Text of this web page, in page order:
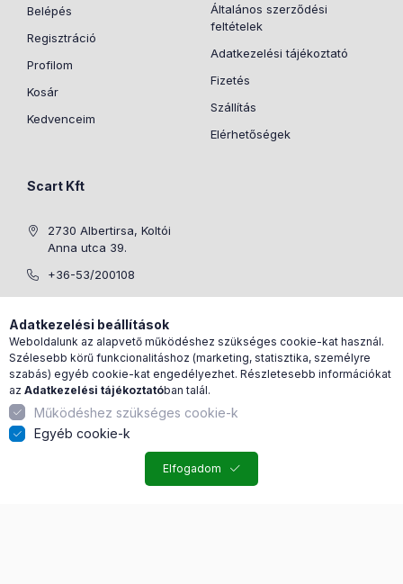
Belépés
Regisztráció
Profilom
Kosár
Kedvenceim
Általános szerződési
feltételek
Adatkezelési tájékoztató
Fizetés
Szállítás
Elérhetőségek
Scart Kft
2730 Albertirsa, Koltói
Anna utca 39.
+36-53/200108
info@medimarket.hu
Árukereső.hu
Adatkezelési beállítások
Weboldalunk az alapvető működéshez szükséges cookie-kat használ.
Szélesebb körű funkcionalitáshoz (marketing, statisztika, személyre
szabás) egyéb cookie-kat engedélyezhet. Részletesebb információkat
az Adatkezelési tájékoztatóban talál.
Működéshez szükséges cookie-k
Egyéb cookie-k
Elfogadom